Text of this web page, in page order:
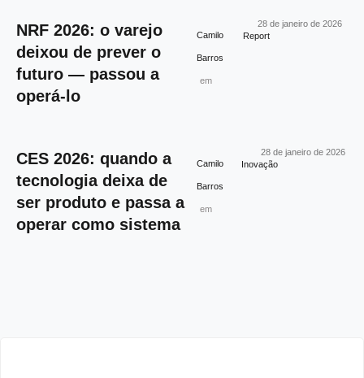
NRF 2026: o varejo
deixou de prever o
futuro — passou a
operá-lo
Camilo
Barros
em
Report
28 de janeiro de 2026
CES 2026: quando a
tecnologia deixa de
ser produto e passa a
operar como sistema
Camilo
Barros
em
Inovação
28 de janeiro de 2026